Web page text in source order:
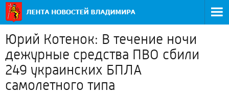
Юрий Котенок: В течение ночи
дежурные средства ПВО сбили
249 украинских БПЛА
самолетного типа